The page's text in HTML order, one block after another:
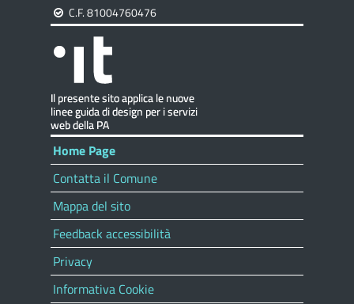
C.F. 81004760476
Home Page
Contatta il Comune
Mappa del sito
Feedback accessibilità
Privacy
Informativa Cookie